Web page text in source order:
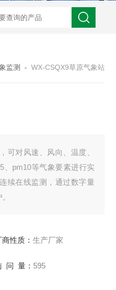
站 WX-BN20能见度监测仪
监测 - WX-CSQX9草原气象站
可对风速、风向、温度、
、pm10等气象要素进行实
续在线监测，通过数字量
商性质： 生产厂家
问 量： 595